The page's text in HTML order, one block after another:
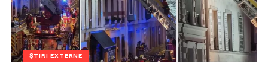
ȘTIRI EXTERNE